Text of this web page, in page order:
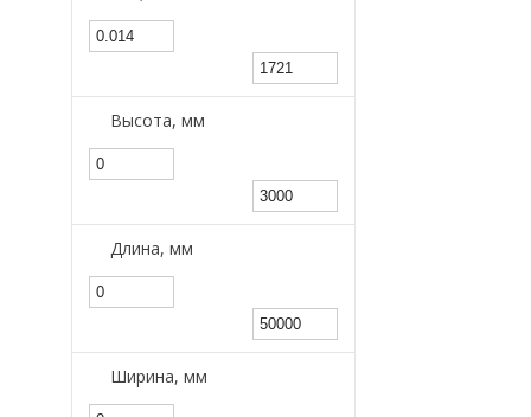
Высота, мм
Длина, мм
Ширина, мм